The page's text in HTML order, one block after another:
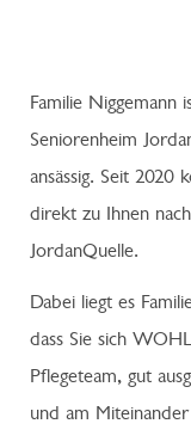
Familie Niggemann
Seniorenheim
ansässig. Seit 2020
direkt zu Ihnen
JordanQuelle.
Dabei liegt es
dass Sie sich
Pflegeteam, gut
und am